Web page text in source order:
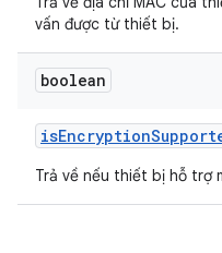
vấn được từ thiết bị.
boolean
isEncryption
Trả về nếu thiết bị hỗ trợ